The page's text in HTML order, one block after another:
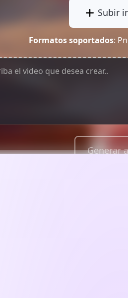
Subir
Formatos soportados:
Generar